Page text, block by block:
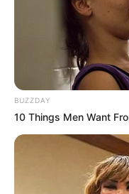
Bollywood
Gujarat Samachar
Gujarati
News
અમારી યુટ્યુબ ચેનલ
BUZZDAY
10 Things Men Want